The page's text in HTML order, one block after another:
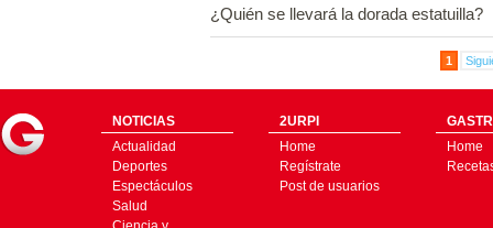
¿Quién se llevará la dorada estatuilla?
1
NOTICIAS
Actualidad
Deportes
Espectáculos
Salud
2URPI
Home
Regístrate
Post de usuarios
Home